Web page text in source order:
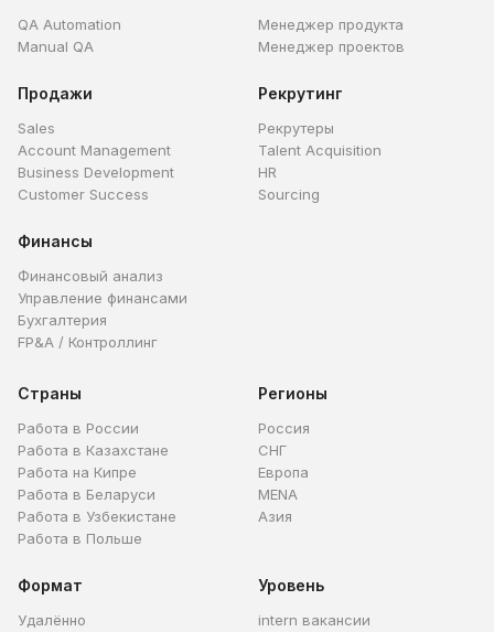
QA Automation
Manual QA
Менеджер продукта
Менеджер проектов
Продажи
Sales
Account Management
Business Development
Customer Success
Рекрутинг
Рекрутеры
Talent Acquisition
HR
Sourcing
Финансы
Финансовый анализ
Управление финансами
Бухгалтерия
FP&A / Контроллинг
Страны
Работа в России
Работа в Казахстане
Работа на Кипре
Работа в Беларуси
Работа в Узбекистане
Работа в Польше
Регионы
Россия
СНГ
Европа
MENA
Азия
Формат
Удалённо
Уровень
intern вакансии